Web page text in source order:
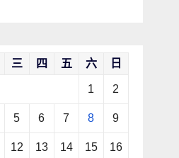
三 四 五 六 日
1 2
5 6 7 8 9
12 13 14 15 16